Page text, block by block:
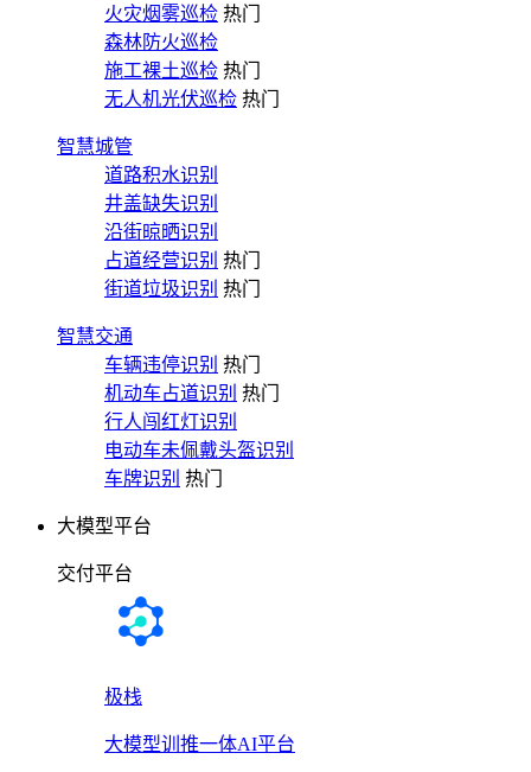
火灾烟雾巡检 热门
森林防火巡检
施工裸土巡检 热门
无人机光伏巡检 热门
智慧城管
道路积水识别
井盖缺失识别
沿街晾晒识别
占道经营识别 热门
街道垃圾识别 热门
智慧交通
车辆违停识别 热门
机动车占道识别 热门
行人闯红灯识别
电动车未佩戴头盔识别
车牌识别 热门
大模型平台
交付平台
极栈
大模型训推一体AI平台